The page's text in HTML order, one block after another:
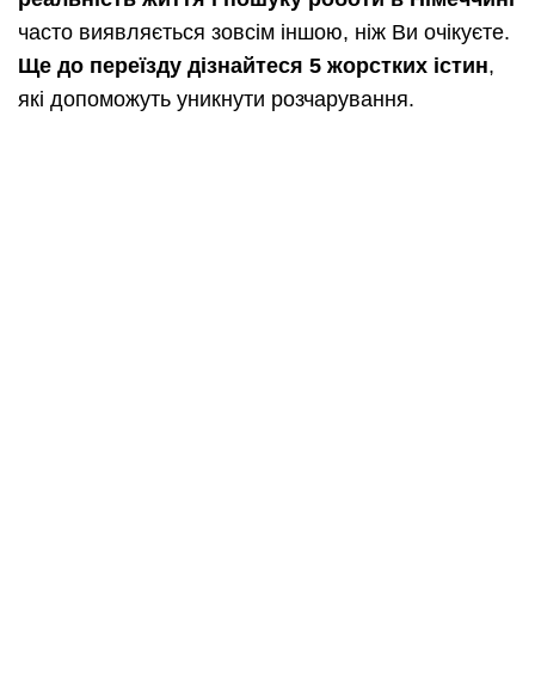
часто виявляється зовсім іншою, ніж Ви очікуєте.
Ще до переїзду дізнайтеся 5 жорстких істин,
які допоможуть уникнути розчарування.